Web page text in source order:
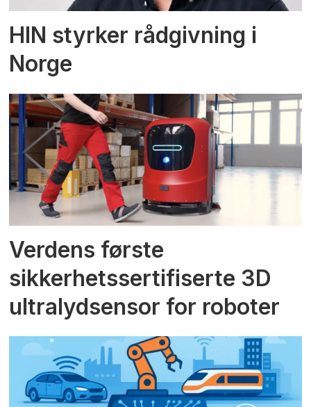
HIN styrker rådgivning i
Norge
Verdens første
sikkerhetssertifiserte 3D
ultralydsensor for roboter